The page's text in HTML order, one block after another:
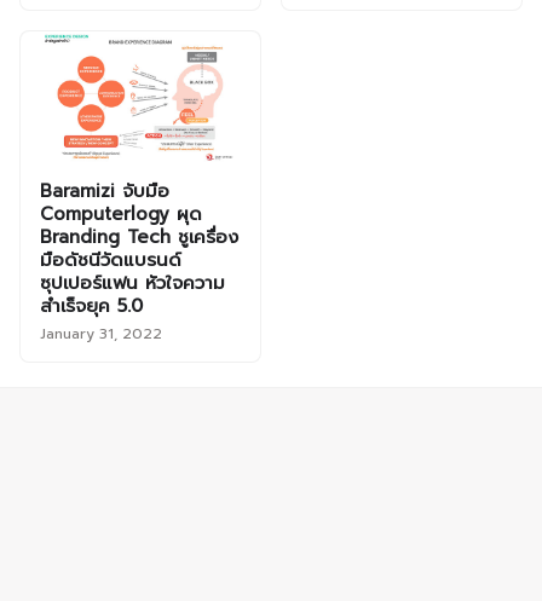
Baramizi จับมือ
Computerlogy ผุด
Branding Tech ชูเครื่อง
มือดัชนีวัดแบรนด์
ซุปเปอร์แฟน หัวใจความ
สำเร็จยุค 5.0
January 31, 2022